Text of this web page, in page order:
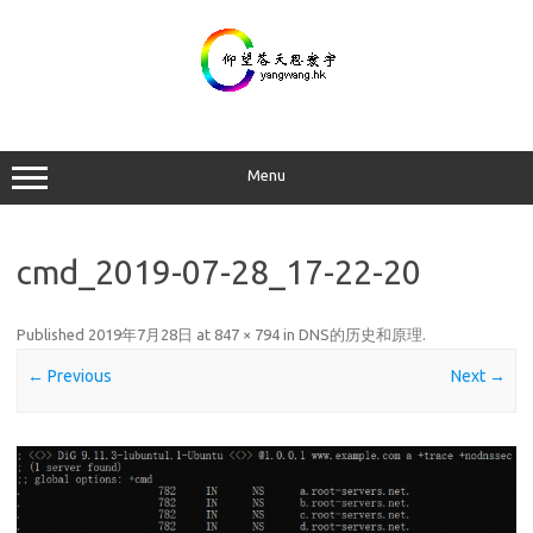
Menu
cmd_2019-07-28_17-22-20
Published 2019年7月28日 at 847 × 794 in DNS的历史和原理.
← Previous Next →